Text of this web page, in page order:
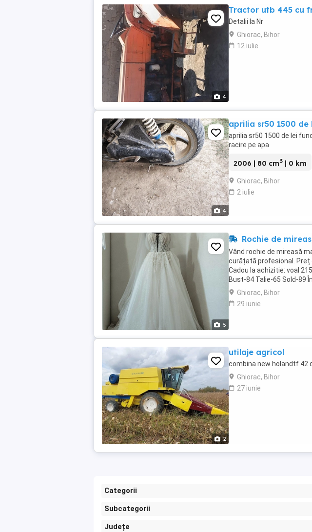
4
Tractor utb 445 cu
Detalii la Nr
Ghiorac, Bihor
12 iulie
4
aprilia sr50 1500 de
aprilia sr50 1500 de lei
racire pe apa
2006 | 80 cm3 | 0 km
Ghiorac, Bihor
2 iulie
5
Rochie de
Vând rochie de mireasă
curățată profesional. Preț
Cadou la achizitie: voal
Bust-84 Talie-65 Sold-89
Ghiorac, Bihor
29 iunie
2
utilaje agricol
combina new holandtf 42
Ghiorac, Bihor
27 iunie
Categorii
Subcategorii
Județe